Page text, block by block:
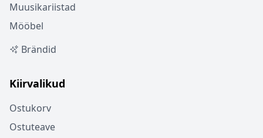
Muusikariistad
Mööbel
Brändid
Kiirvalikud
Ostukorv
Ostuteave